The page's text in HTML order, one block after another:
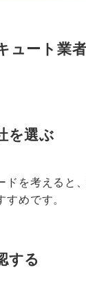
ュート業
を選ぶ
ドを考えると
めです。
する